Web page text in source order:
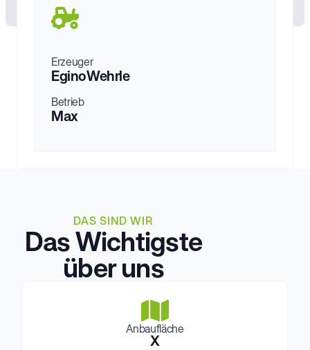
Erzeuger
EginoWehrle
Betrieb
Max
DAS SIND WIR
Das Wichtigste
über uns
Anbaufläche
X